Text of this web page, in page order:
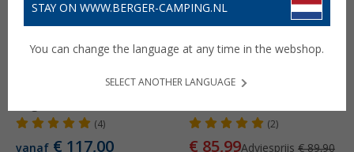
(4)
vanaf € 117,00
Petromax Catago Box 50
(2)
€ 85,99Adviesprijs € 89,90
STAY ON WWW.BERGER-CAMPING.NL
You can change the language at any time in the webshop.
SELECT ANOTHER LANGUAGE